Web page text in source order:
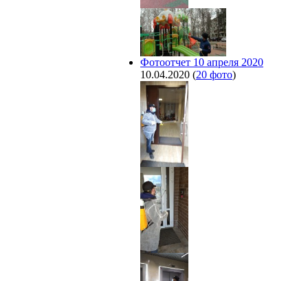
Фотоотчет 10 апреля 2020
10.04.2020 (20 фото)